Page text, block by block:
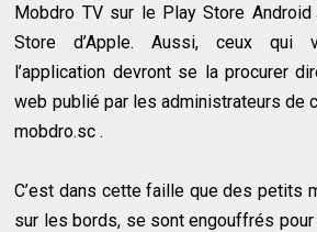
Mobdro TV sur le Play Store
Store d’Apple. Aussi, ceux qui
l’application devront se la procurer
web publié par les administrateurs de
mobdro.sc .
C’est dans cette faille que des petits
sur les bords, se sont engouffrés